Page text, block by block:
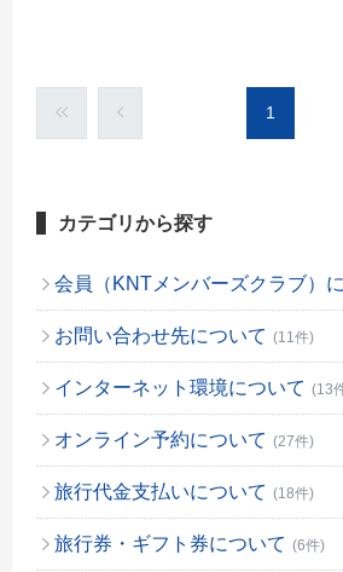
1
カテゴリから探す
会員（KNTメンバーズクラブ）
お問い合わせ先について (11件)
インターネット環境について (13
オンライン予約について (27件)
旅行代金支払いについて (18件)
旅行券・ギフト券について (6件)